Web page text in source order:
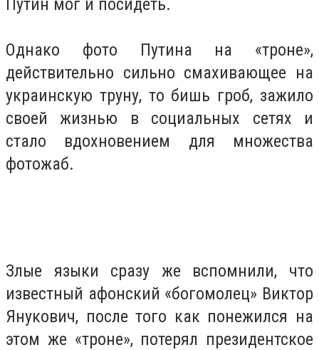
Путин мог и посидеть.
Однако фото Путина на «троне»,
действительно сильно смахивающее на
украинскую труну, то бишь гроб, зажило
своей жизнью в социальных сетях и
стало вдохновением для множества
фотожаб.
Злые языки сразу же вспомнили, что
известный афонский «богомолец» Виктор
Янукович, после того как понежился на
этом же «троне», потерял президентское